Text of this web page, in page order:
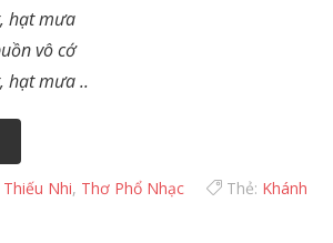
hạt mưa
vô cớ
hạt mưa ..
Nhi, Thơ Phổ Nhạc Thẻ: Khánh